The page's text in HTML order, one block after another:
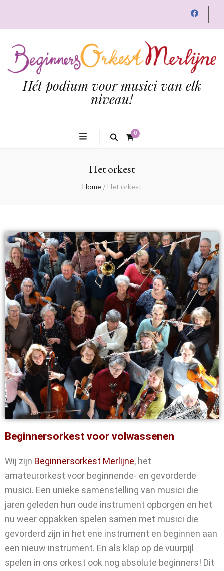
Hét podium voor musici van elk
niveau!
0
Het orkest
Home / Het orkest
Beginnersorkest voor volwassenen
Wij zijn Beginnersorkest Merlijne, het
amateurorkest voor beginnende- en gevorderde
musici. Een unieke samenstelling van musici die
jaren geleden hun oude instrument opborgen en het
nu weer oppakken spelen samen met musici die
gevorderd zijn in het ene instrument en beginnen aan
een nieuw instrument. En als klap op de vuurpijl
spelen in ons orkest ook nog absolute beginners! Dit